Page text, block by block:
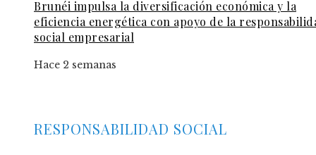
Brunéi impulsa la diversificación económica y la
eficiencia energética con apoyo de la
social empresarial
Hace 2 semanas
RESPONSABILIDAD SOCIAL